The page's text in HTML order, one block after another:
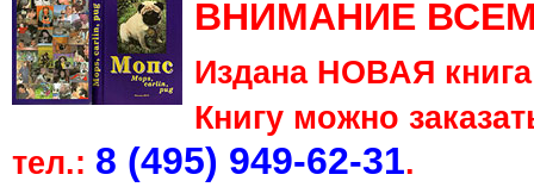
ВНИМАНИЕ
Издана НОВАЯ
Книгу можно
тел.: 8 (495) 949-62-31.